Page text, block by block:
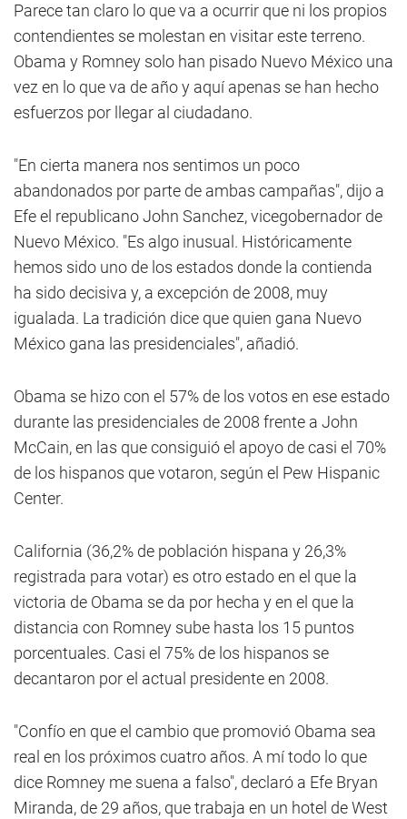
Parece tan claro lo que va a ocurrir que ni los propios
contendientes se molestan en visitar este terreno.
Obama y Romney solo han pisado Nuevo México una
vez en lo que va de año y aquí apenas se han hecho
esfuerzos por llegar al ciudadano.
"En cierta manera nos sentimos un poco
abandonados por parte de ambas campañas", dijo a
Efe el republicano John Sanchez, vicegobernador de
Nuevo México. "Es algo inusual. Históricamente
hemos sido uno de los estados donde la contienda
ha sido decisiva y, a excepción de 2008, muy
igualada. La tradición dice que quien gana Nuevo
México gana las presidenciales", añadió.
Obama se hizo con el 57% de los votos en ese estado
durante las presidenciales de 2008 frente a John
McCain, en las que consiguió el apoyo de casi el 70%
de los hispanos que votaron, según el Pew Hispanic
Center.
California (36,2% de población hispana y 26,3%
registrada para votar) es otro estado en el que la
victoria de Obama se da por hecha y en el que la
distancia con Romney sube hasta los 15 puntos
porcentuales. Casi el 75% de los hispanos se
decantaron por el actual presidente en 2008.
"Confío en que el cambio que promovió Obama sea
real en los próximos cuatro años. A mí todo lo que
dice Romney me suena a falso", declaró a Efe Bryan
Miranda, de 29 años, que trabaja en un hotel de West